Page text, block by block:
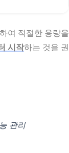
여 적절한 용량을
시작하는 것을 권
관리